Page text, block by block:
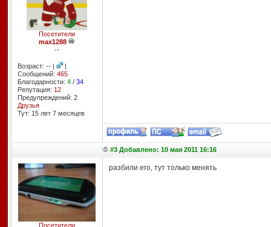
Посетители
max1288
--
Возраст: -- |
|
Сообщений: 465
Благодарности: 4/ 34
Репутация: 12
Предупреждений: 2
Друзья
Тут: 15 лет 7 месяцев
#3 Добавлено: 10 мая 2011 16:16
Посетители
разбили его, тут только менять